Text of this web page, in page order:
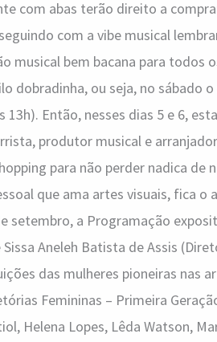
com abas terão direito a
com a vibe musical
musical bem bacana para todos
dobradinha, ou seja, no sábado
Então, nesses dias 5 e 6,
produtor musical e
para não perder nadica de
que ama artes visuais, fica o
setembro, a Programação
Aneleh Batista de Assis
das mulheres pioneiras nas
Femininas – Primeira
Helena Lopes, Lêda Watson,